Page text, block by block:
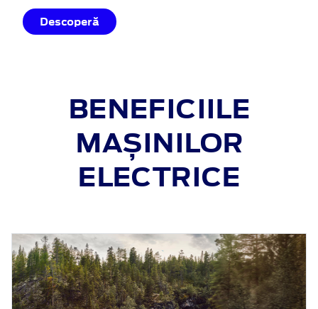
Descoperă
BENEFICIILE
MAȘINILOR
ELECTRICE